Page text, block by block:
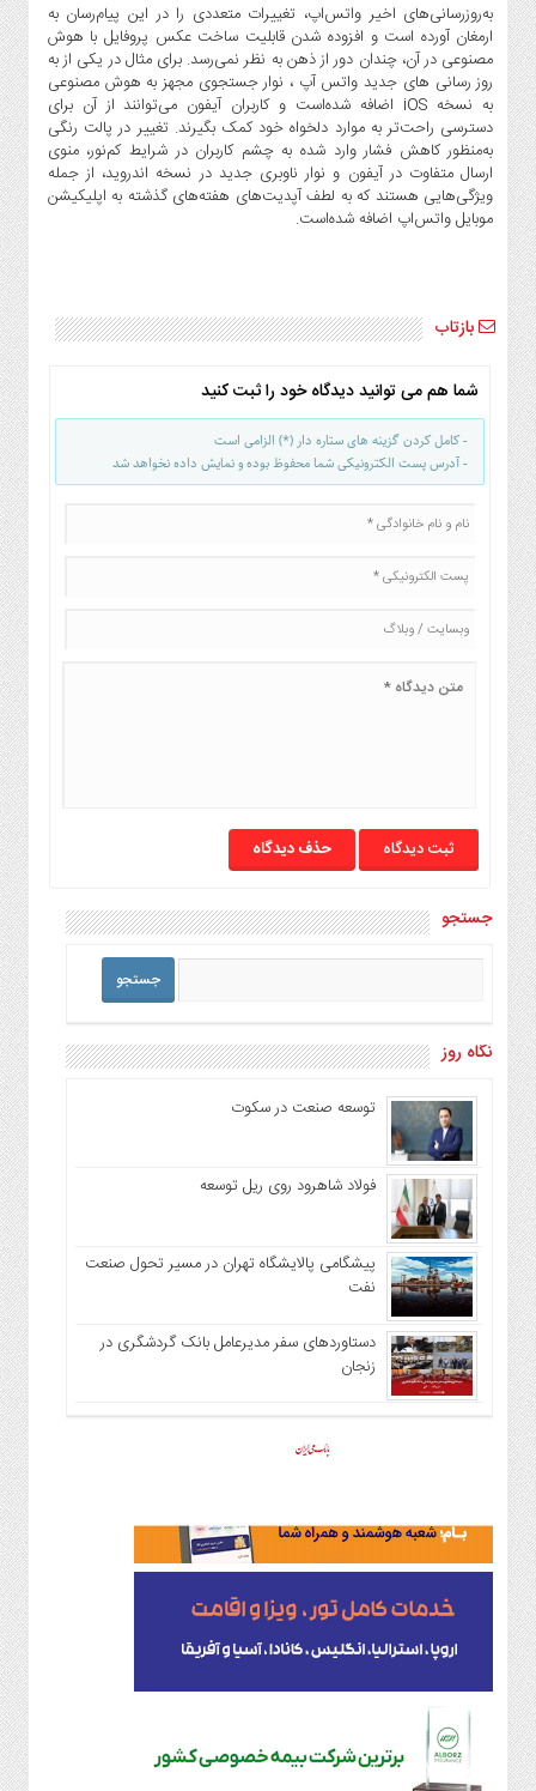
به‌روزرسانی‌های اخیر واتس‌اپ، تغییرات متعددی را در این پیام‌رسان به
ارمغان آورده است و افزوده شدن قابلیت ساخت عکس پروفایل با هوش
مصنوعی در آن، چندان دور از ذهن به نظر نمی‌رسد. برای مثال در یکی از به
روز رسانی های جدید واتس آپ ، نوار جستجوی مجهز به هوش مصنوعی
به نسخه iOS اضافه شده‌است و کاربران آیفون می‌توانند از آن برای
دسترسی راحت‌تر به موارد دلخواه خود کمک بگیرند. تغییر در پالت رنگی
به‌منظور کاهش فشار وارد شده به چشم کاربران در شرایط کم‌نور، منوی
ارسال متفاوت در آیفون و نوار ناوبری جدید در نسخه اندروید، از جمله
ویژگی‌هایی هستند که به لطف آپدیت‌های هفته‌های گذشته به اپلیکیشن
موبایل واتس‌اپ اضافه شده‌است.
بازتاب
شما هم می توانید دیدگاه خود را ثبت کنید
- کامل کردن گزینه های ستاره دار (*) الزامی است
- آدرس پست الکترونیکی شما محفوظ بوده و نمایش داده نخواهد شد
حذف دیدگاه
جستجو
نگاه روز
توسعه صنعت در سکوت
فولاد شاهرود روی ریل توسعه
پیشگامی پالایشگاه تهران در مسیر تحول صنعت
نفت
دستاوردهای سفر مدیرعامل بانک گردشگری در
زنجان